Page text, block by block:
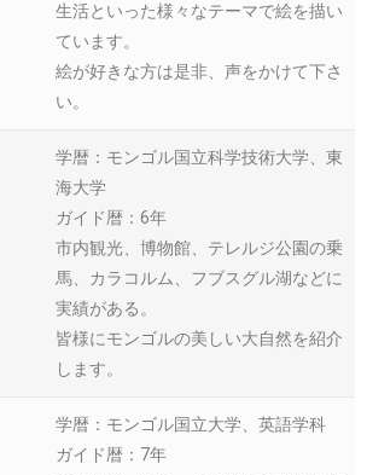
生活といった様々なテーマで絵を描い
ています。
絵が好きな方は是非、声をかけて下さ
い。
学暦：モンゴル国立科学技術大学、東
海大学
ガイド暦：6年
市内観光、博物館、テレルジ公園の乗
馬、カラコルム、フブスグル湖などに
実績がある。
皆様にモンゴルの美しい大自然を紹介
します。
学暦：モンゴル国立大学、英語学科
ガイド暦：7年